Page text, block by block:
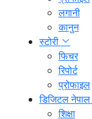
लगानी
कानुन
स्टोरी
फिचर
रिपोर्ट
प्रोफाइल
डिजिटल नेपाल
शिक्षा